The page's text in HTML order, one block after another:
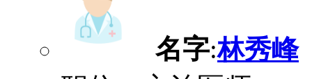
名字:林秀峰